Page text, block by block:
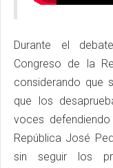
Durante el
Congreso de la
considerando que
que los
voces
República José
sin seguir los